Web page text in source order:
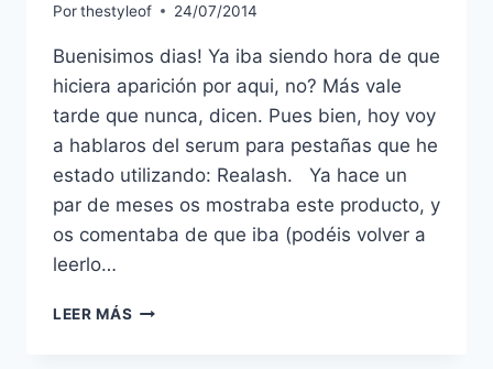
Porthestyleof 24/07/2014
Buenisimos dias! Ya iba siendo hora de que
hiciera aparición por aqui, no? Más vale
tarde que nunca, dicen. Pues bien, hoy voy
a hablaros del serum para pestañas que he
estado utilizando: Realash. Ya hace un
par de meses os mostraba este producto, y
os comentaba de que iba (podéis volver a
leerlo…
LEER MÁS REALASH,